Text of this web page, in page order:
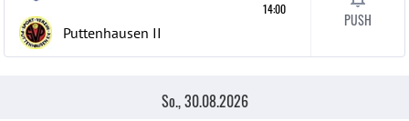
Puttenhausen II
14:00
PUSH
So., 30.08.2026